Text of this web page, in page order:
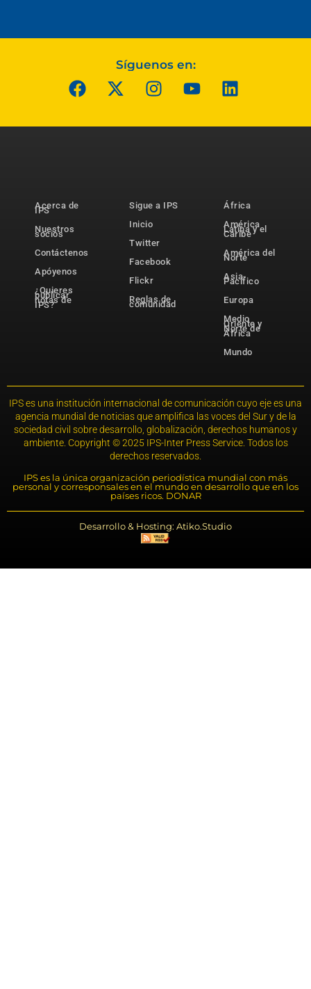
Síguenos en:
Acerca de
IPS
Nuestros
socios
Contáctenos
Apóyenos
¿Quieres
publicar
notas de
IPS?
Sigue a IPS
Inicio
Twitter
Facebook
Flickr
Reglas de
comunidad
África
América
Latina y el
Caribe
América del
Norte
Asia-
Pacífico
Europa
Medio
Oriente y
Norte de
África
Mundo
IPS es una institución internacional de comunicación cuyo eje es una
agencia mundial de noticias que amplifica las voces del Sur y de la
sociedad civil sobre desarrollo, globalización, derechos humanos y
ambiente. Copyright © 2025 IPS-Inter Press Service. Todos los
derechos reservados.
IPS es la única organización periodística mundial con más
personal y corresponsales en el mundo en desarrollo que en los
países ricos. DONAR
Desarrollo & Hosting: Atiko.Studio